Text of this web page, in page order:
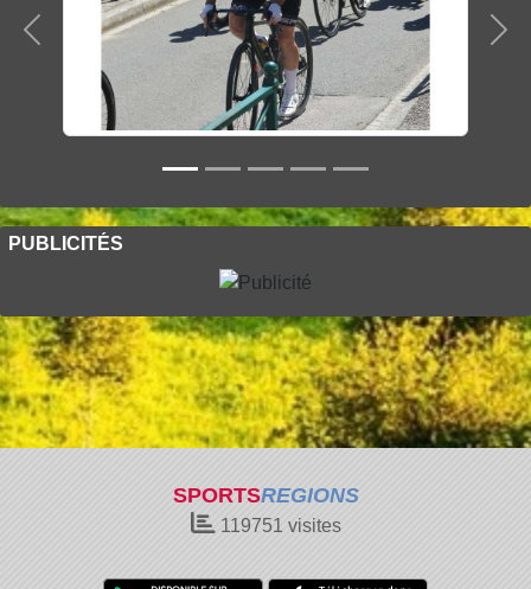
Précedent
PUBLICITÉS
SPORTSREGIONS
119751 visites